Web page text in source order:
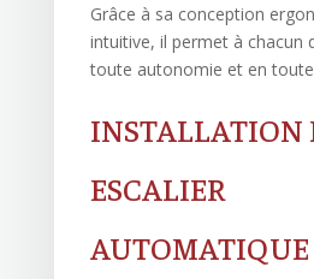
Grâce à sa conception
intuitive, il permet à chacun
toute autonomie et en
INSTALLATION
ESCALIER